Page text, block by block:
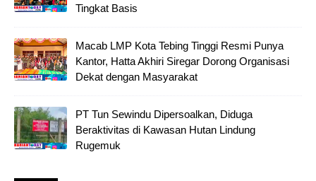
Tingkat Basis
Macab LMP Kota Tebing Tinggi Resmi Punya
Kantor, Hatta Akhiri Siregar Dorong Organisasi
Dekat dengan Masyarakat
PT Tun Sewindu Dipersoalkan, Diduga
Beraktivitas di Kawasan Hutan Lindung
Rugemuk